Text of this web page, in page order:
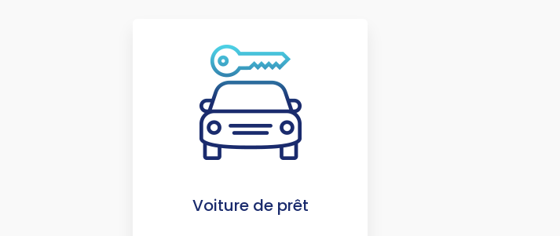
Voiture de prêt